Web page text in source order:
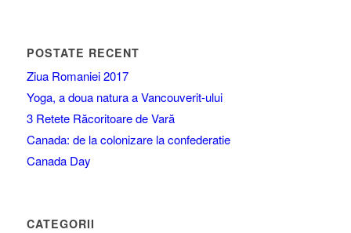
POSTATE RECENT
Ziua Romaniei 2017
Yoga, a doua natura a Vancouverit-ului
3 Retete Răcoritoare de Vară
Canada: de la colonizare la confederatie
Canada Day
CATEGORII